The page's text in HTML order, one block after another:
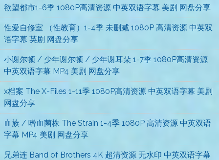
欲望都市1-6季 1080P高清资源 中英双语字幕 美剧 网盘分享
性爱自修室 （性教育）1-4季 未删减 1080P 高清资源 中英双
语字幕 英剧 网盘分享
小谢尔顿 / 少年谢尔顿 / 少年谢耳朵 1-7季 1080P高清资源
中英双语字幕 MP4 美剧 网盘分享
x档案 The X-Files 1-11季 1080P高清资源 中英双语字幕 美剧
网盘分享
血族 / 嗜血菌株 The Strain 1-4季 1080P 高清资源 中英双语
字幕 MP4 美剧 网盘分享
兄弟连 Band of Brothers 4K 超清资源 无水印 中英双语字幕